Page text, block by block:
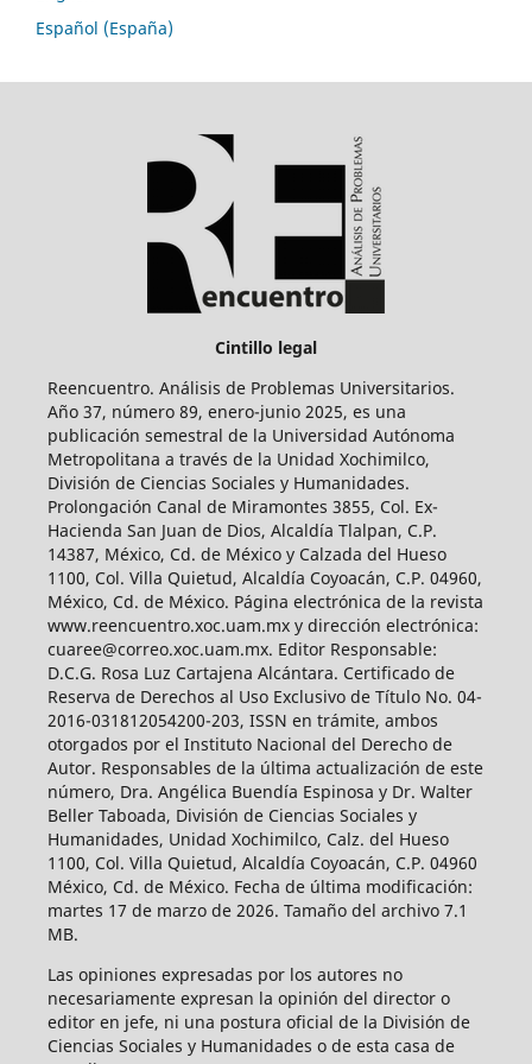
Español (España)
Cintillo legal
Reencuentro. Análisis de Problemas Universitarios.
Año 37, número 89, enero-junio 2025, es una
publicación semestral de la Universidad Autónoma
Metropolitana a través de la Unidad Xochimilco,
División de Ciencias Sociales y Humanidades.
Prolongación Canal de Miramontes 3855, Col. Ex-
Hacienda San Juan de Dios, Alcaldía Tlalpan, C.P.
14387, México, Cd. de México y Calzada del Hueso
1100, Col. Villa Quietud, Alcaldía Coyoacán, C.P. 04960,
México, Cd. de México. Página electrónica de la revista
www.reencuentro.xoc.uam.mx y dirección electrónica:
cuaree@correo.xoc.uam.mx. Editor Responsable:
D.C.G. Rosa Luz Cartajena Alcántara. Certificado de
Reserva de Derechos al Uso Exclusivo de Título No. 04-
2016-031812054200-203, ISSN en trámite, ambos
otorgados por el Instituto Nacional del Derecho de
Autor. Responsables de la última actualización de este
número, Dra. Angélica Buendía Espinosa y Dr. Walter
Beller Taboada, División de Ciencias Sociales y
Humanidades, Unidad Xochimilco, Calz. del Hueso
1100, Col. Villa Quietud, Alcaldía Coyoacán, C.P. 04960
México, Cd. de México. Fecha de última modificación:
martes 17 de marzo de 2026. Tamaño del archivo 7.1
MB.
Las opiniones expresadas por los autores no
necesariamente expresan la opinión del director o
editor en jefe, ni una postura oficial de la División de
Ciencias Sociales y Humanidades o de esta casa de